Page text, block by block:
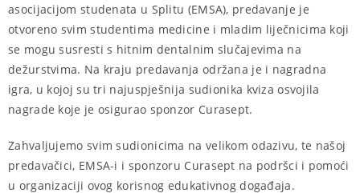
asocijacijom studenata u Splitu (EMSA), predavanje je
otvoreno svim studentima medicine i mladim liječnicima koji
se mogu susresti s hitnim dentalnim slučajevima na
dežurstvima. Na kraju predavanja održana je i nagradna
igra, u kojoj su tri najuspješnija sudionika kviza osvojila
nagrade koje je osigurao sponzor Curasept.
Zahvaljujemo svim sudionicima na velikom odazivu, te našoj
predavačici, EMSA-i i sponzoru Curasept na podršci i pomoći
u organizaciji ovog korisnog edukativnog događaja.